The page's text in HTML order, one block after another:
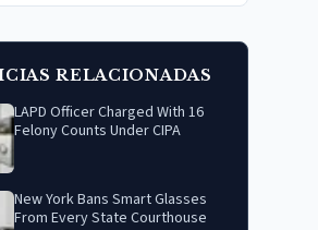
RELACIONADAS
LAPD Officer Charged With 16
Felony Counts Under CIPA
New York Bans Smart Glasses
From Every State Courthouse